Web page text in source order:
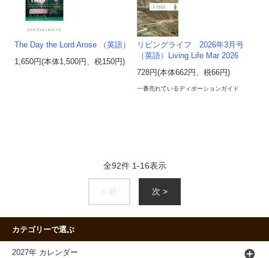
The Day the Lord Arose （英語）
1,650円(本体1,500円、税150円)
リビングライフ 2026年3月号
（英語）Living Life Mar 2026
728円(本体662円、税66円)
一番売れているディボーションガイド
全92件 1-16表示
< 前 次 >
カテゴリーで選ぶ
2027年 カレンダー